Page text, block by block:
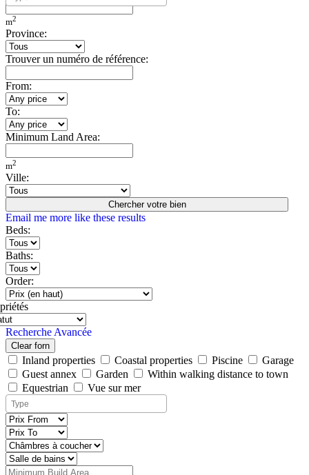
m2
Province:
Trouver un numéro de référence:
From:
To:
Minimum Land Area:
m2
Ville:
Chercher votre bien
Email me more like these results
Beds:
Baths:
Order:
Recherche Avancée
Clear forn
Inland properties Coastal properties Piscine
Garage
Guest annex
Garden
Within walking distance to town
Equestrian
Vue sur mer